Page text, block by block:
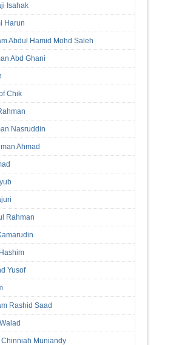
Isahak
Harun
Abdul Hamid Mohd Saleh
Abd Ghani
Chik
Nasruddin
Ahmad
Rahman
Yusof
Rashid Saad
Muniandy